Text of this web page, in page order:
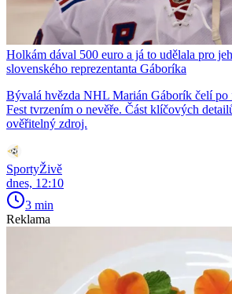
Holkám dával 500 euro a já to udělala pro
slovenského reprezentanta Gáboríka
Bývalá hvězda NHL Marián Gáborík čelí po
Fest tvrzením o nevěře. Část klíčových
ověřitelný zdroj.
SportyŽivě
dnes, 12:10
3 min
Reklama